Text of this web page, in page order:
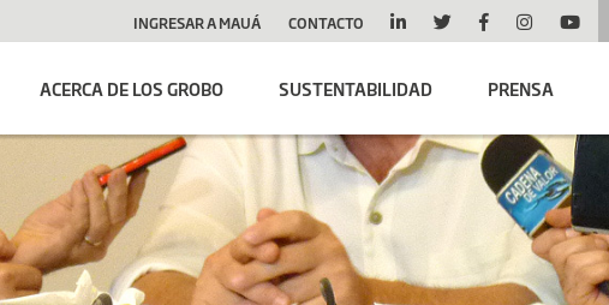
INGRESAR A MAUÁ CONTACTO
ACERCA DE LOS GROBO SUSTENTABILIDAD PRENSA